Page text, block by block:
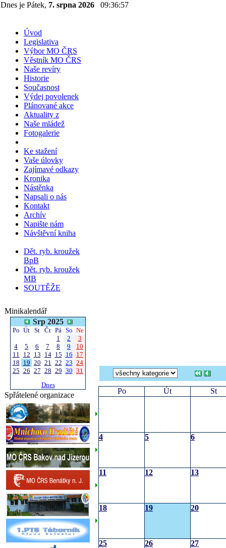
Dnes je Pátek, 7. srpna 2026 09:36:57
Úvod
Legislativa
Výbor MO ČRS
Věstník MO ČRS
Naše revíry
Historie
Současnost
Výdej povolenek
Plánované akce
Aktuality z
Naše mládež
Fotogalerie
Ke stažení
Vaše úlovky
Zajímavé odkazy
Kronika
Nástěnka
Napsali o nás
Kontakt
Archív
Napište nám
Návštěvní kniha
Dět. ryb. kroužek
BpB
Dět. ryb. kroužek
MB
SOUTĚŽE
Minikalendář
Srp 2025
Po Út St Čt Pá So Ne
1
2
3
4
5 6 7 8 9
10
11 12 13 14 15 16 17
18 19 20 21 22 23 24
25 26 27 28 29 30 31
Dnes
Spřátelené organizace Po Út St
4 5 6
11 12 13
18 19 20
25 26 27